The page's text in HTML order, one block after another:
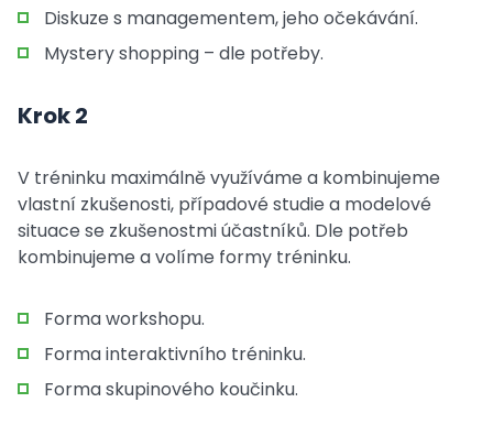
Diskuze s managementem, jeho očekávání.
Mystery shopping – dle potřeby.
Krok 2
V tréninku maximálně využíváme a kombinujeme
vlastní zkušenosti, případové studie a modelové
situace se zkušenostmi účastníků. Dle potřeb
kombinujeme a volíme formy tréninku.
Forma workshopu.
Forma interaktivního tréninku.
Forma skupinového koučinku.